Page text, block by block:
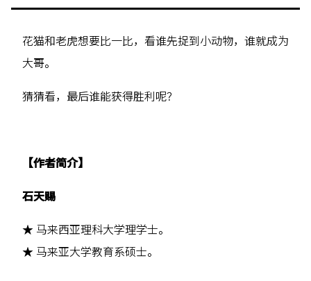
花猫和老虎想要比一比，看谁先捉到小动物，谁就成为
大哥。
猜猜看，最后谁能获得胜利呢？
【作者简介】
石天赐
★ 马来西亚理科大学理学士。
★ 马来亚大学教育系硕士。